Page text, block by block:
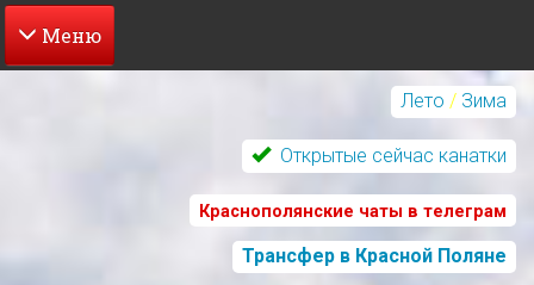
Перейти
Лето / Зима
Открытые сейчас канатки
Краснополянские чаты в телеграм
Трансфер в Красной Поляне